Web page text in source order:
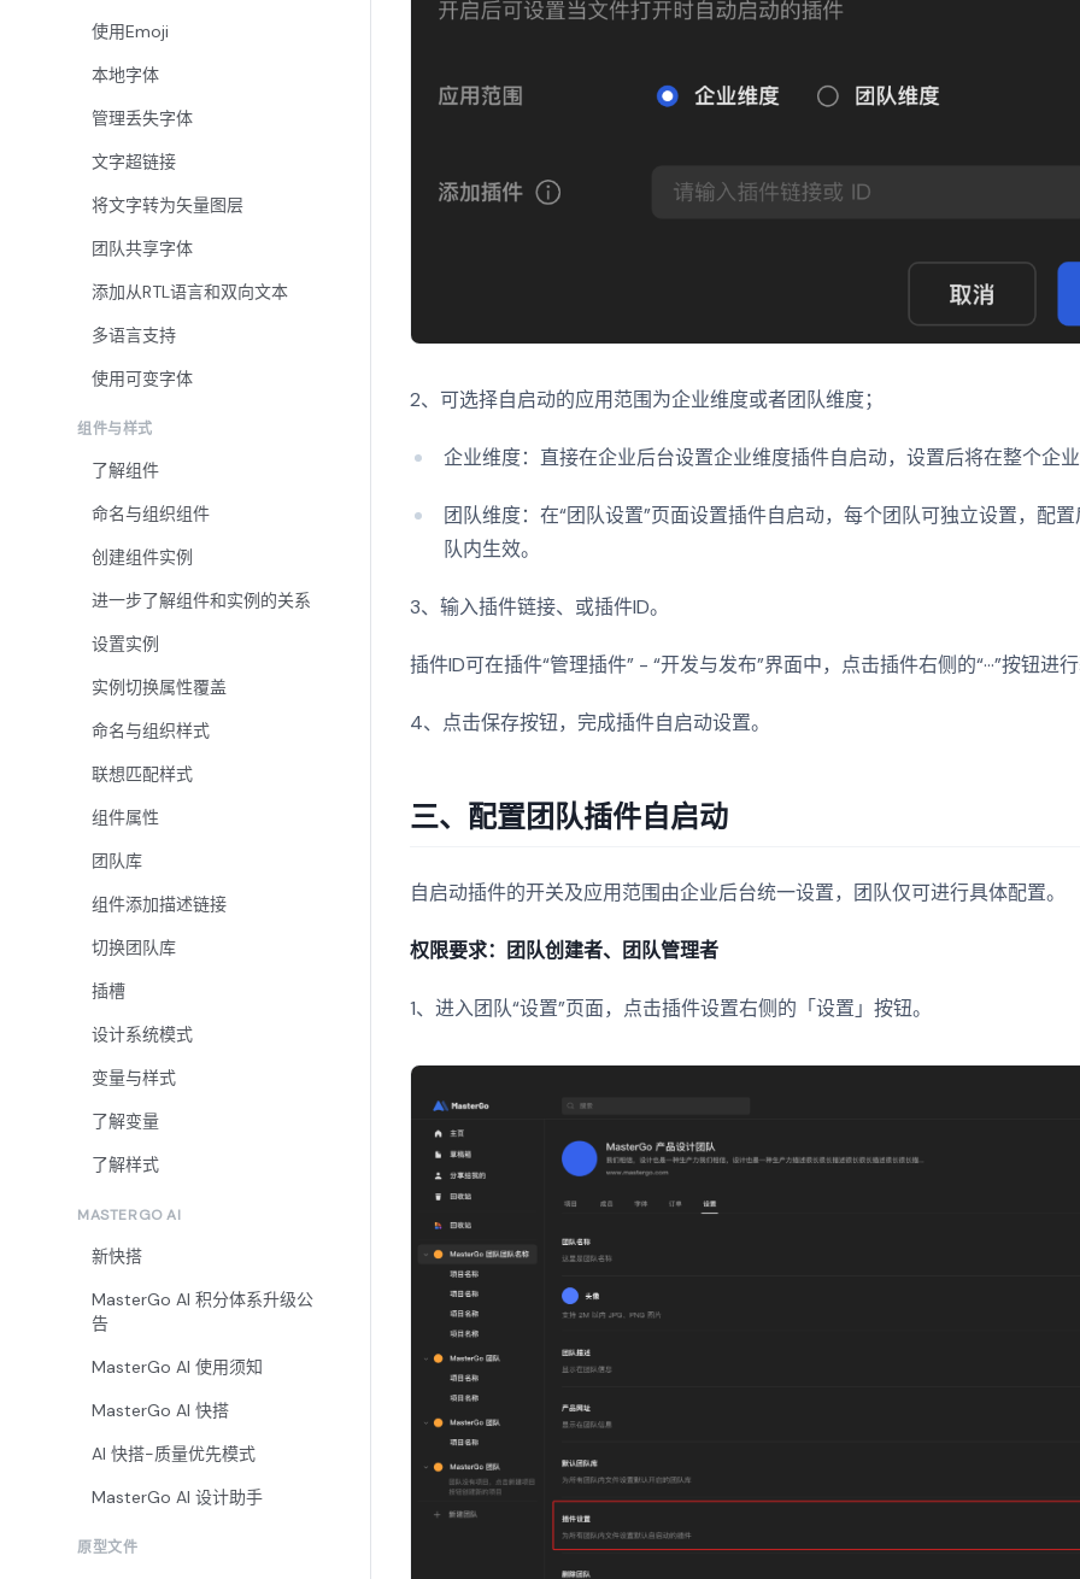
使用Emoji
本地字体
管理丢失字体
文字超链接
将文字转为矢量图层
团队共享字体
添加从RTL语言和双向文本
多语言支持
使用可变字体
组件与样式
了解组件
命名与组织组件
创建组件实例
进一步了解组件和实例的关系
设置实例
实例切换属性覆盖
命名与组织样式
联想匹配样式
组件属性
团队库
组件添加描述链接
切换团队库
插槽
设计系统模式
变量与样式
了解变量
了解样式
MASTERGO AI
新快搭
MasterGo AI 积分体系升级公
告
MasterGo AI 使用须知
MasterGo AI 快搭
AI 快搭-质量优先模式
MasterGo AI 设计助手
原型文件
2、可选择自启动的应用范围为企业维度或者团队维度；
企业维度：直接在企业后台设置企业维度插件自启动，设置后将在整个企业
团队维度：在“团队设置”页面设置插件自启动，每个团队可独立设置，配
队内生效。
3、输入插件链接、或插件ID。
插件ID可在插件“管理插件” - “开发与发布”界面中，点击插件右侧的“···”按钮进行
4、点击保存按钮，完成插件自启动设置。
三、配置团队插件自启动
自启动插件的开关及应用范围由企业后台统一设置，团队仅可进行具体配置。
权限要求：团队创建者、团队管理者
1、进入团队“设置”页面，点击插件设置右侧的「设置」按钮。